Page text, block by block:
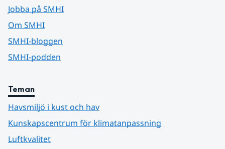
Jobba på SMHI
Om SMHI
SMHI-bloggen
SMHI-podden
Teman
Havsmiljö i kust och hav
Kunskapscentrum för klimatanpassning
Luftkvalitet